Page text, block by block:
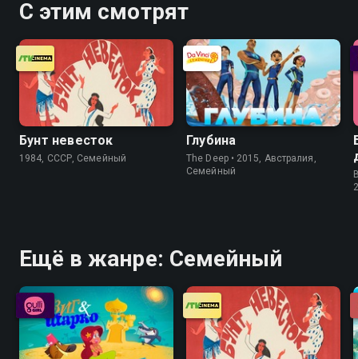
С этим смотрят
Бунт невесток
1984, СССР, Семейный
Глубина
The Deep • 2015, Австралия,
Семейный
Ещё в жанре: Семейный